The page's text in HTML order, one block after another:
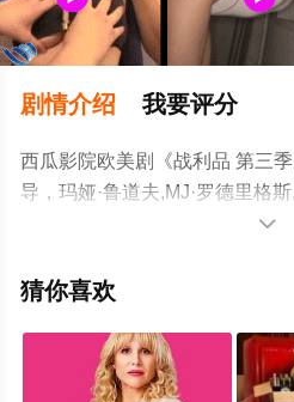
剧情介绍 我要评分
西瓜影院欧美剧《战利品 第三
导，玛娅·鲁道夫,MJ·罗德里格
尔·金·布斯特,斯蒂芬妮·斯泰尔
电视剧，大结局剧情已揭晓（1-
前免费观看，更多剧情信息可
或剧情网等平台了解。

猜你喜欢